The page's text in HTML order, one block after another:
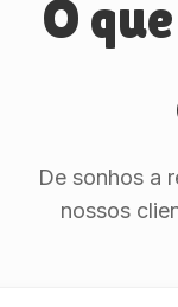
O
De sonhos a
nossos